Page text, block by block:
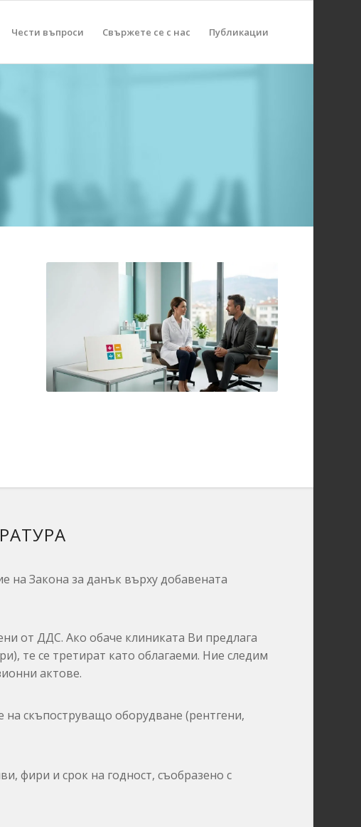
Чести въпроси Свържете се с нас Публикации
на Закона за данък върху добавената
от ДДС. Ако обаче клиниката Ви предлага
те се третират като облагаеми. Ние следим
актове.
скъпоструващо оборудване (рентгени,
фири и срок на годност, съобразено с